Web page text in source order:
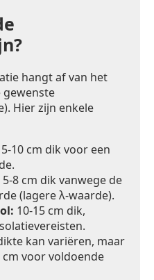
hangt af van het
gewenste
Hier zijn enkele
5-10 cm dik voor een
5-8 cm dik vanwege de
(lagere λ-waarde).
10-15 cm dik,
kan variëren, maar
voor voldoende